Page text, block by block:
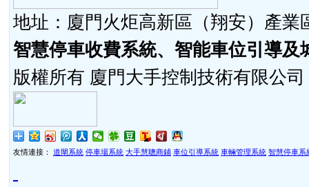
地址：廈門火炬高新區（翔安）產業
智慧停車收費系統、智能車位引導及
版權所有 廈門大手控制技術有限公司
友情連接： 道閘系統 停車場系統 大手慧聰商鋪 車位引導系統 車輛管理系統 智慧停車系